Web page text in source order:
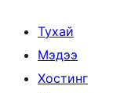
Тухай
Мэдээ
Хостинг